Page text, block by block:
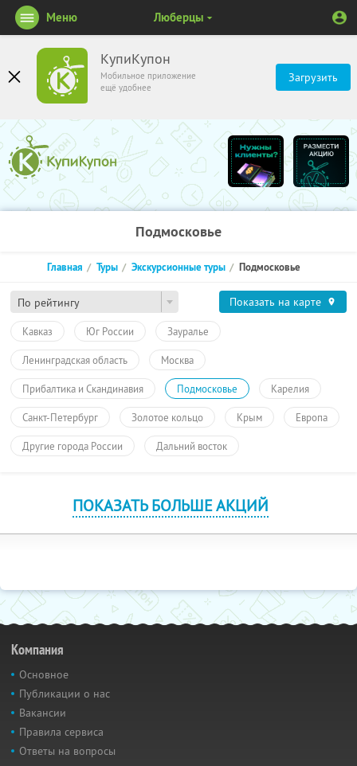
КупиКупон
Мобильное приложение
ещё удобнее
Загрузить
Меню Люберцы
Подмосковье
По рейтингу
Главная Туры Экскурсионные туры Подмосковье
Показать на карте
Кавказ Юг России Зауралье
Ленинградская область Москва
Прибалтика и Скандинавия Подмосковье Карелия
Санкт-Петербург Золотое кольцо Крым Европа
Другие города России Дальний восток
ПОКАЗАТЬ БОЛЬШЕ АКЦИЙ
Компания
Основное
Публикации о нас
Вакансии
Правила сервиса
Ответы на вопросы